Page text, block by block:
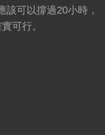
該可以撐過20小時，
可行。